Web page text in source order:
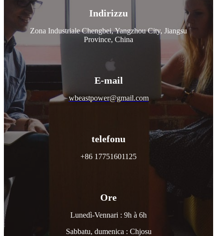
Indirizzu
Zona Industriale Chengbei, Yangzhou City, Jiangsu
Province, China
E-mail
wbeastpower@gmail.com
telefonu
+86 17751601125
Ore
Lunedì-Vennari : 9h à 6h
Sabbatu, dumenica : Chjosu